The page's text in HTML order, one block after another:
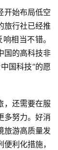
开始布局低空
旅行社已经推
相当不错。
国的高科技非
国科技”的愿
，还需要在服
多努力。好消
旅游高质量发
利化措施，